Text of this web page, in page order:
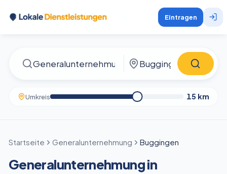
Eintragen
Umkreis 15 km
Startseite Generalunternehmung Buggingen
Generalunternehmung in